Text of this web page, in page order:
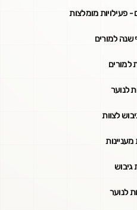
- פעילויות מומלצות
שנה למורים
למורים
לנוער
לצוות
גיבוש
לנוער